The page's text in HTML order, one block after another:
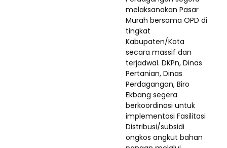
melaksanakan Pasar
Murah bersama OPD di
tingkat
Kabupaten/Kota
secara massif dan
terjadwal. DKPn, Dinas
Pertanian, Dinas
Perdagangan, Biro
Ekbang segera
berkoordinasi untuk
implementasi Fasilitasi
Distribusi/subsidi
ongkos angkut bahan